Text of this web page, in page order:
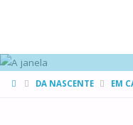
HOMEDA NASCENTE EM